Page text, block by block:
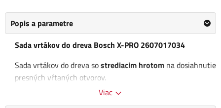
Popis a parametre
Sada vrtákov do dreva Bosch X-PRO 2607017034
Sada vrtákov do dreva sostrediacim hrotom na dosiahnutie
presných vŕtaných otvorov.
Viac